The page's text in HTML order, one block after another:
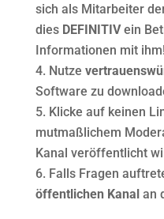
sich als Mitarbeiter
dies DEFINITIVein
Informationen mit ihm!
Nutze
Software zu
Klicke auf keinen
mutmaßlichem
Kanal veröffentlicht
Falls Fragen
öffentlichen Kanalan